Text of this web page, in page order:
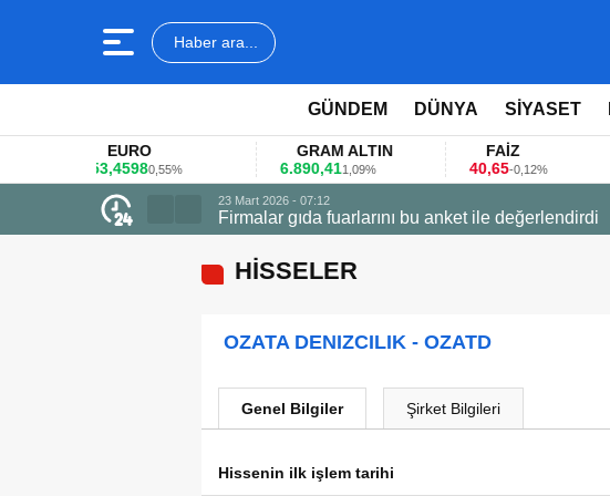
Haber ara...
GÜNDEM DÜNYA SİYASET
EURO
53,45980,55%
GRAM ALTIN
6.890,411,09%
40,65-0,12%
23 Mart 2026 - 07:12
Firmalar gıda fuarlarını bu anket ile değerlendirdi
HİSSELER
OZATA DENIZCILIK - OZATD
Genel Bilgiler Şirket Bilgileri
Hissenin ilk işlem tarihi